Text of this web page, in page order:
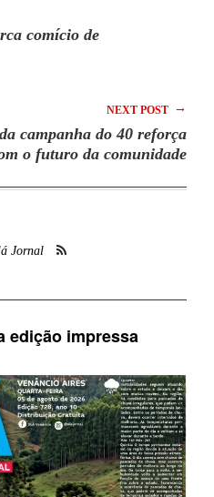
comício de
NEXT POST →
campanha do 40 reforça
o futuro da comunidade
Jornal
edição impressa